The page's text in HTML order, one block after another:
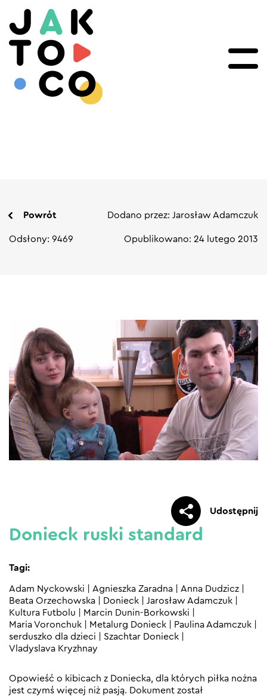
Powrót Dodano przez: Jarosław Adamczuk
Odsłony: 9469 Opublikowano: 24 lutego 2013
Udostępnij
Donieck ruski standard
Tagi:
Adam Nyckowski Agnieszka Zaradna Anna Dudzicz
Beata Orzechowska
Donieck Jarosław Adamczuk
Kultura Futbolu
Marcin Dunin-Borkowski
Maria Voronchuk
Metalurg Donieck Paulina Adamczuk
serduszko dla dzieci
Szachtar Donieck
Vladyslava Kryzhnay
Opowieść o kibicach z Doniecka, dla których piłka nożna
jest czymś więcej niż pasją. Dokument został